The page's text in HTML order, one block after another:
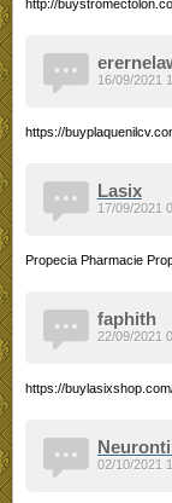
http://
https://
16/09/2021
Lasix
Propecia Pharmacie
17/09/2021
faphith
https://
22/09/2021
02/10/2021